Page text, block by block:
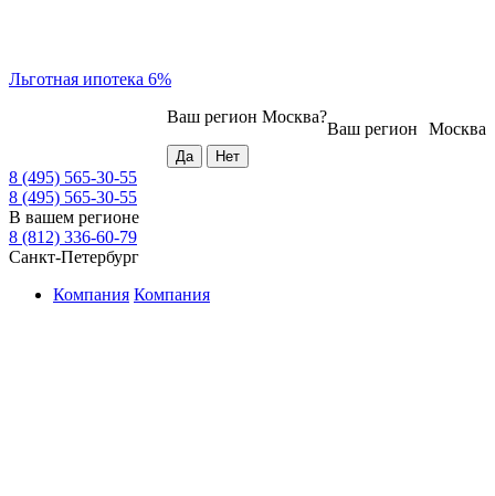
Льготная ипотека 6%
Москва
Ваш регион
Ваш регион Москва?
8 (495) 565-30-55
8 (495) 565-30-55
В вашем регионе
8 (812) 336-60-79
Санкт-Петербург
Компания Компания